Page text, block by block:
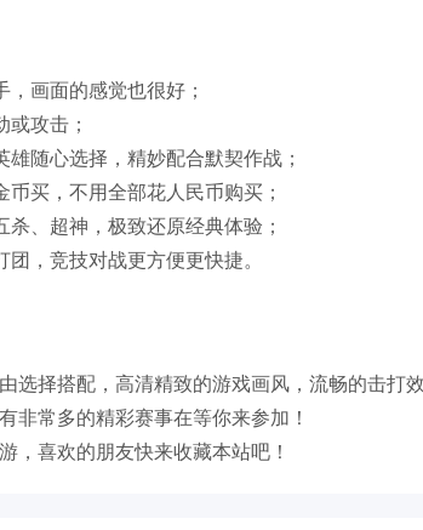
画面的感觉也很好；
攻击；
随心选择，精妙配合默契作战；
买，不用全部花人民币购买；
、超神，极致还原经典体验；
，竞技对战更方便更快捷。
选择搭配，高清精致的游戏画风，流畅的击打
非常多的精彩赛事在等你来参加！
，喜欢的朋友快来收藏本站吧！